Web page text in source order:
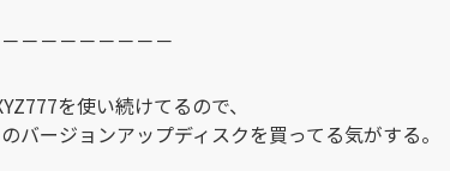
－－－－－－－－
を使い続けてるので、
バージョンアップディスクを買ってる気がする。